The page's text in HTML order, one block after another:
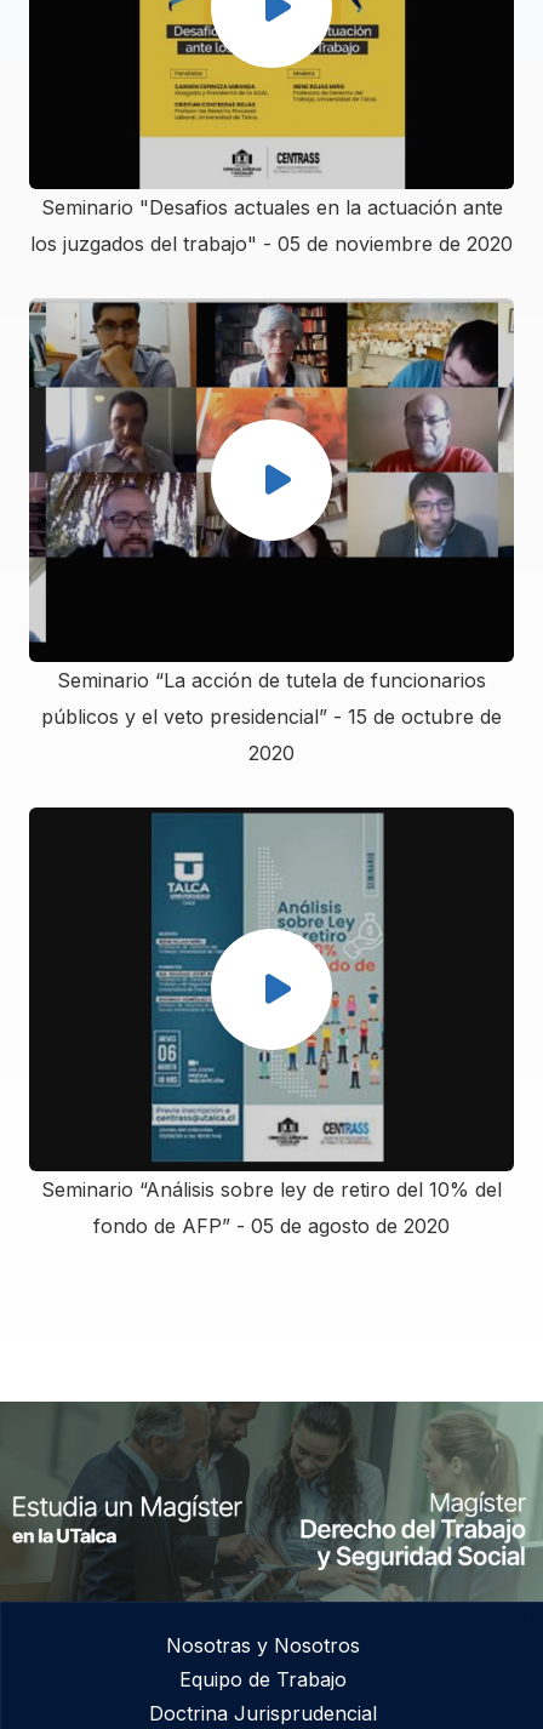
Seminario "Desafios actuales en la actuación ante
los juzgados del trabajo" - 05 de noviembre de 2020
Seminario “La acción de tutela de funcionarios
públicos y el veto presidencial” - 15 de octubre de
2020
Seminario “Análisis sobre ley de retiro del 10% del
fondo de AFP” - 05 de agosto de 2020
Nosotras y Nosotros
Equipo de Trabajo
Doctrina Jurisprudencial